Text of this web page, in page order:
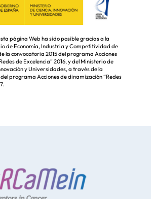
página Web ha sido posible gracias a la
de Economía, Industria y Competitividad de
la convocatoria 2015 del programa Acciones
de Excelencia” 2016, y del Ministerio de
y Universidades, a través de la
programa Acciones de dinamización “Redes